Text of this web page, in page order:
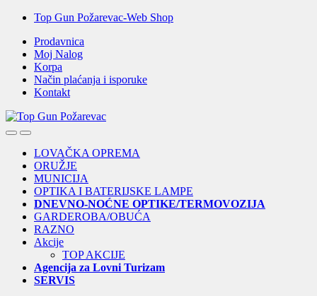
Skip
navigation
Skip
content
Top Gun Požarevac-Web Shop
Prodavnica
Moj Nalog
Korpa
Način plaćanja i isporuke
Kontakt
OpenClose
LOVAČKA OPREMA
ORUŽJE
MUNICIJA
OPTIKA I BATERIJSKE LAMPE
DNEVNO-NOĆNE OPTIKE/TERMOVOZIJA
GARDEROBA/OBUĆA
RAZNO
Akcije
TOP AKCIJE
Agencija za Lovni Turizam
SERVIS